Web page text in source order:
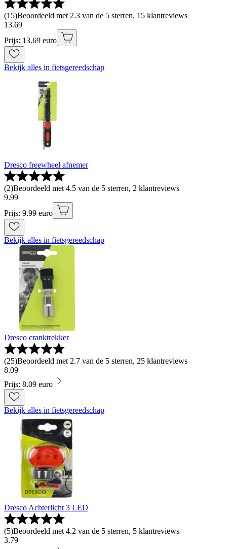
(15)Beoordeeld met 2.3 van de 5 sterren, 15 klantreviews
13.69
Prijs: 13.69 euro
Bekijk alles in fietsgereedschap
Dresco freewheel afnemer
(2)Beoordeeld met 4.5 van de 5 sterren, 2 klantreviews
9.99
Prijs: 9.99 euro
Bekijk alles in fietsgereedschap
Dresco cranktrekker
(25)Beoordeeld met 2.7 van de 5 sterren, 25 klantreviews
8.09
Prijs: 8.09 euro
Bekijk alles in fietsgereedschap
Dresco Achterlicht 3 LED
(5)Beoordeeld met 4.2 van de 5 sterren, 5 klantreviews
3.79